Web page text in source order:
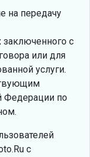
на передачу
с
или для
услуги.
Федерации по
с